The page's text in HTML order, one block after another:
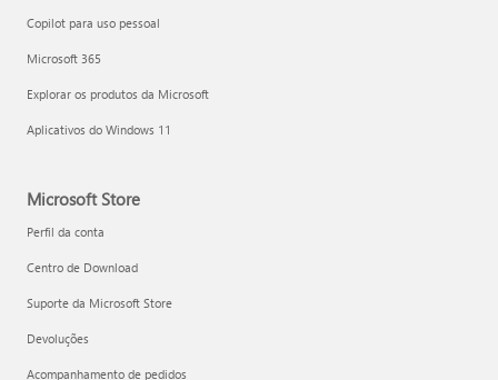
Copilot para uso pessoal
Microsoft 365
Explorar os produtos da Microsoft
Aplicativos do Windows 11
Microsoft Store
Perfil da conta
Centro de Download
Suporte da Microsoft Store
Devoluções
Acompanhamento de pedidos